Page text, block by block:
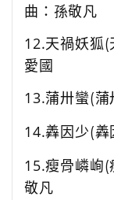
曲：孫敬凡
12.天禍妖狐(
愛國
13.蒲卅蠻(蒲
14.羴因少(羴
15.瘦骨嶙峋(
敬凡